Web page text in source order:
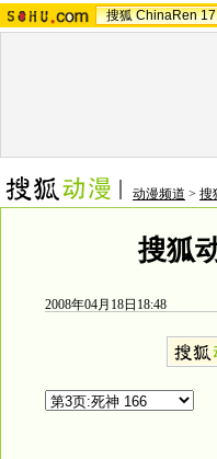
搜狐 ChinaRen
动漫频道 > 搜
搜狐
2008年04月18日18:48